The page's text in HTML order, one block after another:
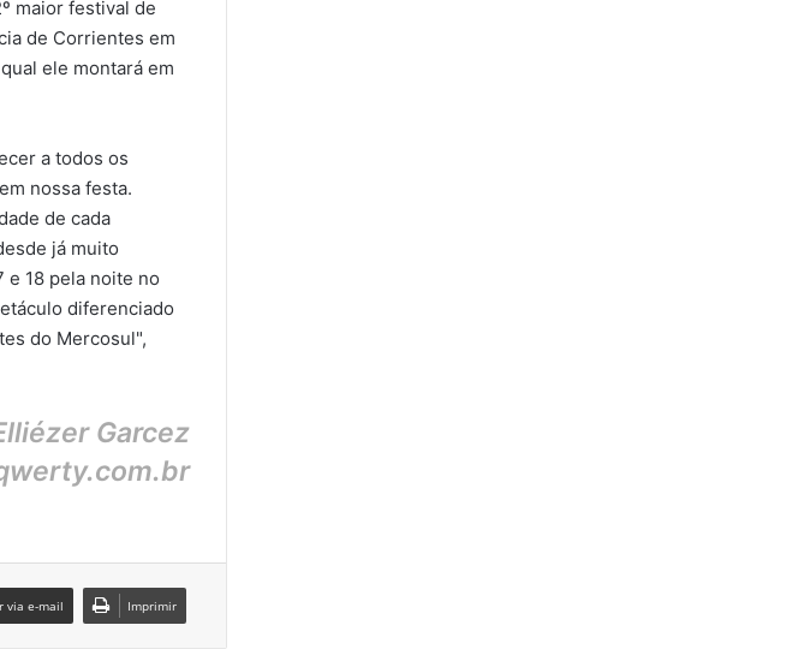
maior festival de
de Corrientes em
ele montará em
a todos os
nossa festa.
de cada
já muito
e 18 pela noite no
diferenciado
do Mercosul",
Garcez
via e-mail Imprimir